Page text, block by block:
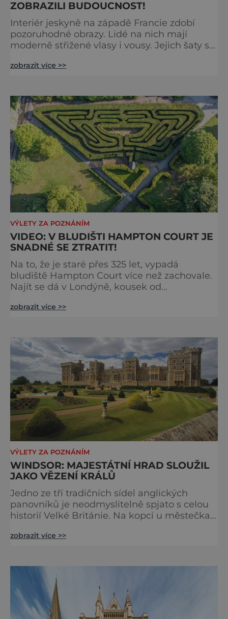
ZOBRAZILI BUDOUCNOST!
Interiér jeskyně na západě Francie zdobí
pozoruhodné obrazy. Lidé na nich mají
moderně střižené vlasy i vousy. Jejich šaty se
ale staré tisíce let. Jak je to možné?
století. Skrývala překvapivý objev. Foto:
pinterest.
zobrazit více >>
VÝLETY ZA POZNÁNÍM
VIDEO: V BLUDIŠTI HAMPTON COURT JE
SNADNÉ SE ZTRATIT!
Na to, že je staré přes 325 let, vypadá
bludiště Hampton Court více než zachovale.
Najít se dá v Londýně, kousek od
země ho mezi lety 1689 a 1695 vydupou
Oranžského (1650–1702). Zabírá plochu 1300
m² a skrývá se v něm 800 metrů cest.
Původně se v živý plot promění saze
zobrazit více >>
VÝLETY ZA POZNÁNÍM
WINDSOR: MAJESTÁTNÍ HRAD SLOUŽIL
JAKO VĚZENÍ KRÁLŮ
Jedno ze tří tradičních sídel anglických
panovníků je neodmyslitelně spjato s celou
historií Velké Británie. Na kopci u městečka
Londýna, se tyčí gigantická stavba,
chtěli komplex dobýt. Za bezmála 950 let
jeho existence z
zobrazit více >>